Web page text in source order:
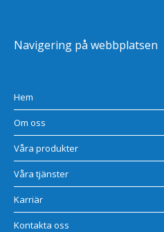
Navigering på webbplatsen
Hem
Om oss
Våra produkter
Våra tjänster
Karriär
Kontakta oss